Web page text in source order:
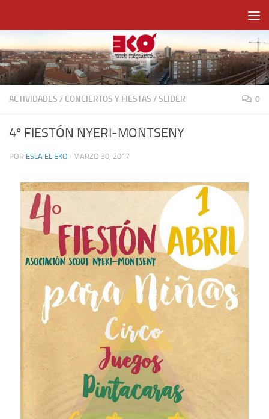
ACTIVIDADES / CONCIERTOS Y FIESTAS /SLIDER 0
4º FIESTÓN NYERI-MONTSENY
POR ESLA EL EKO · MARZO 30, 2017